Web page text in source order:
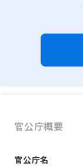
官公庁概要
官公庁名